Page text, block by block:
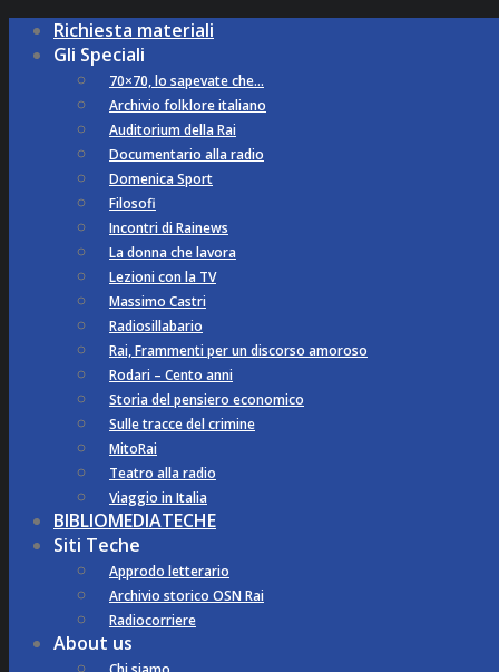
Richiesta materiali
Gli Speciali
70×70, lo sapevate che…
Archivio folklore italiano
Auditorium della Rai
Documentario alla radio
Domenica Sport
Filosofi
Incontri di Rainews
La donna che lavora
Lezioni con la TV
Massimo Castri
Radiosillabario
Rai, Frammenti per un discorso amoroso
Rodari – Cento anni
Storia del pensiero economico
Sulle tracce del crimine
MitoRai
Teatro alla radio
Viaggio in Italia
BIBLIOMEDIATECHE
Siti Teche
Approdo letterario
Archivio storico OSN Rai
Radiocorriere
About us